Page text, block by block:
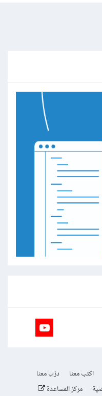
اكتب معنا
درّب معنا
مركز المساعدة